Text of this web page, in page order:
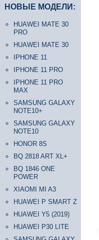
НОВЫЕ МОДЕЛИ:
HUAWEI MATE 30
PRO
HUAWEI MATE 30
IPHONE 11
IPHONE 11 PRO
IPHONE 11 PRO
MAX
SAMSUNG GALAXY
NOTE10+
SAMSUNG GALAXY
NOTE10
HONOR 8S
BQ 2818 ART XL+
BQ 1846 ONE
POWER
XIAOMI MI A3
HUAWEI P SMART Z
HUAWEI Y5 (2019)
HUAWEI P30 LITE